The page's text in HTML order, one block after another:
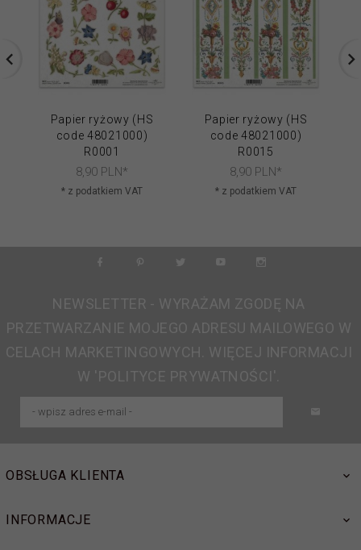
Papier ryżowy (HS
code 48021000)
R0001
8,90 PLN*
* z podatkiem VAT
Papier ryżowy (HS
code 48021000)
R0015
8,90 PLN*
* z podatkiem VAT
NEWSLETTER - WYRAŻAM ZGODĘ NA
PRZETWARZANIE MOJEGO ADRESU MAILOWEGO W
CELACH MARKETINGOWYCH. WIĘCEJ INFORMACJI
W 'POLITYCE PRYWATNOŚCI'.
OBSŁUGA KLIENTA
INFORMACJE